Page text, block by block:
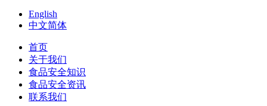
English
中文简体
首页
关于我们
食品安全知识
食品安全资讯
联系我们